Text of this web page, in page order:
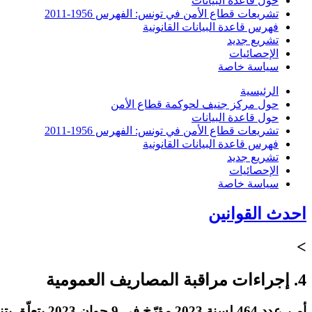
تشريعات قطاع الأمن في تونس: الفهرس 1956-2011
فهرس قاعدة البيانات القانونية
تشريع جديد
الإحصائيات
سياسة خاصة
الرئيسية
حول مركز جنيف لحوكمة قطاع الأمن
حول قاعدة البيانات
تشريعات قطاع الأمن في تونس: الفهرس 1956-2011
فهرس قاعدة البيانات القانونية
تشريع جديد
الإحصائيات
سياسة خاصة
احدث القوانين
>
4. إجراءات مراقبة المصاريف العمومية